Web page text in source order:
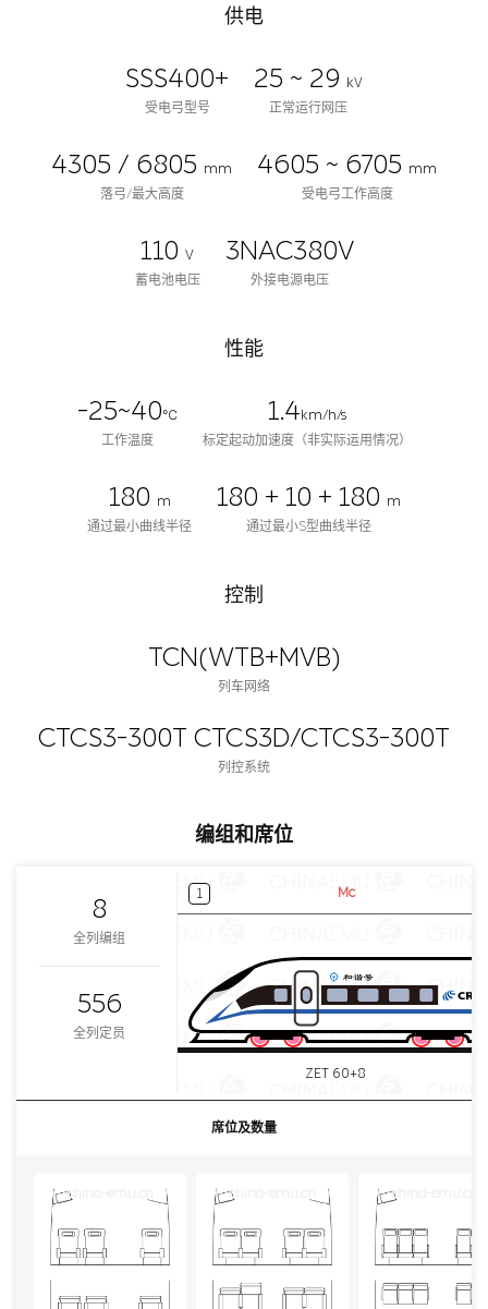
供电
SSS400+
受电弓型号
25 ~ 29 kV
正常运行网压
4305 / 6805 mm
落弓/最大高度
4605 ~ 6705 mm
受电弓工作高度
110 V
蓄电池电压
3NAC380V
外接电源电压
性能
-25~40℃
工作温度
1.4km/h/s
标定起动加速度（非实际运用情况）
180 m
通过最小曲线半径
180 + 10 + 180 m
通过最小S型曲线半径
控制
TCN(WTB+MVB)
列车网络
CTCS3-300T CTCS3D/CTCS3-300T
列控系统
编组和席位
8
全列编组
556
全列定员
1 Mc
ZET 60+8
席位及数量
china-emu.cn china-emu.cn china-emu.cn